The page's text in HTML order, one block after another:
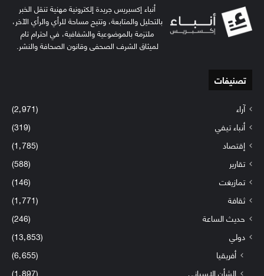
أنباء إكسبريس جريدة إلكترونية مهنية تنقل الخبر
بالتحليل والمتابعة، وتتيح مساحة للرأي والرأي الآخر،
ملتزمة بالموضوعية والشفافية، في احترام تام
لميثاق الشرف الصحفي وقانون الصحافة والنشر.
تصنيفات
آراء
(2٬971)
أنباء تيفي
(319)
إقتصاد
(1٬785)
تقارير
(588)
تمازيغت
(146)
ثقافة
(1٬771)
حديث الساعة
(246)
دولي
(13٬853)
أفريقيا
(6٬655)
الشأن الإسباني
(1٬897)